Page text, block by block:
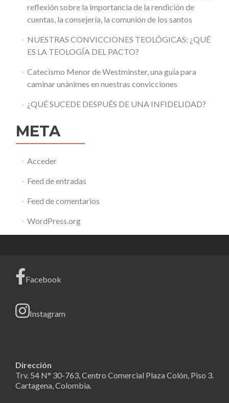
reflexión sobre la importancia de la rendición de
cuentas, la consejería, la comunión de los santos
NUESTRAS CONVICCIONES TEOLÓGICAS: ¿QUÉ
ES LA TEOLOGÍA DEL PACTO?
Catecismo Menor de Westminster, una guía para
caminar unánimes en nuestras convicciones
¿QUÉ SUCEDE DESPUÉS DE UNA INFIDELIDAD?
META
Acceder
Feed de entradas
Feed de comentarios
WordPress.org
Facebook
Instagram
Dirección
Trv. 54 N° 30-763, Centro Comercial Plaza Colón, Piso 3.
Cartagena, Colombia.